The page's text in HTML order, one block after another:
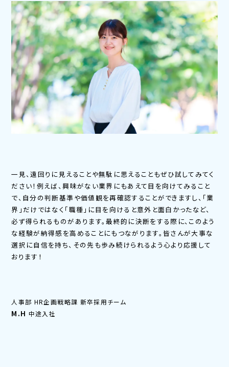
一見、遠回りに見えることや無駄に思えることもぜひ試してみてく
ださい！例えば、興味がない業界にもあえて目を向けてみること
で、自分の判断基準や価値観を再確認することができますし、「業
界」だけではなく「職種」に目を向けると意外と面白かったなど、
必ず得られるものがあります。最終的に決断をする際に、このよう
な経験が納得感を高めることにもつながります。皆さんが大事な
選択に自信を持ち、その先も歩み続けられるよう心より応援して
おります！
人事部 HR企画戦略課 新卒採用チーム
M.H 中途入社